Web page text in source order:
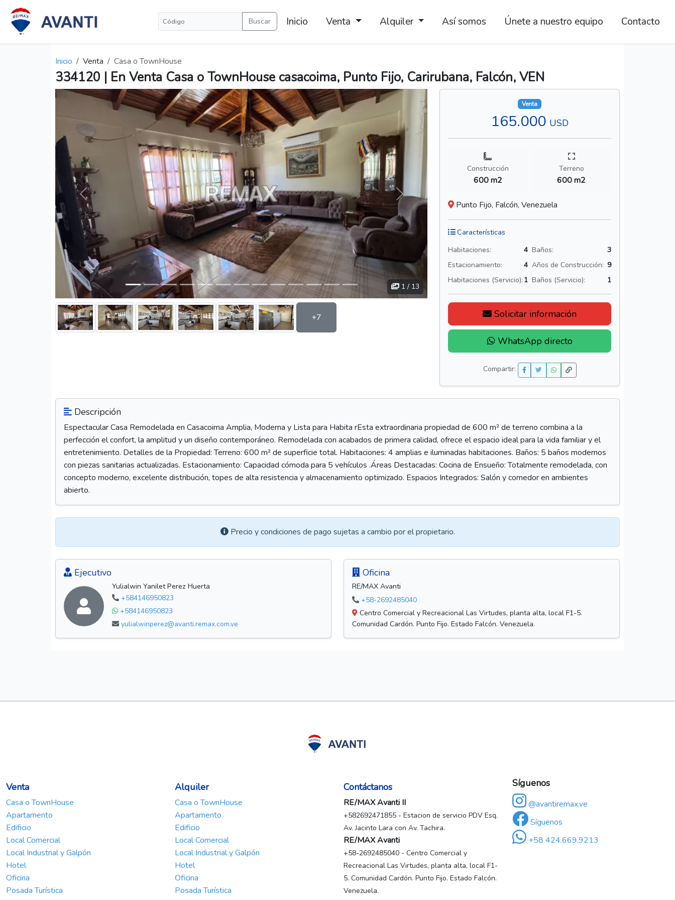
Buscar Inicio Venta Alquiler Así somos Únete a nuestro equipo Contacto
Inicio Venta Casa o TownHouse
334120 | En Venta Casa o TownHouse casacoima, Punto Fijo, Carirubana, Falcón, VEN
Anterior Siguiente
1 / 13
+7
Venta
165.000 USD
Construcción
600 m2
Terreno
600 m2
Punto Fijo, Falcón, Venezuela
Características
Habitaciones: 4 Baños:
3
Estacionamiento:
4 Años de Construcción: 9
Habitaciones (Servicio): 1 Baños (Servicio): 1
Solicitar información
WhatsApp directo
Compartir:
Descripción
Espectacular Casa Remodelada en Casacoima Amplia, Moderna y Lista para Habita rEsta extraordinaria propiedad de 600 m² de terreno combina a la
perfección el confort, la amplitud y un diseño contemporáneo. Remodelada con acabados de primera calidad, ofrece el espacio ideal para la vida familiar y el
entretenimiento. Detalles de la Propiedad: Terreno: 600 m² de superficie total. Habitaciones: 4 amplias e iluminadas habitaciones. Baños: 5 baños modernos
con piezas sanitarias actualizadas. Estacionamiento: Capacidad cómoda para 5 vehículos .Áreas Destacadas: Cocina de Ensueño: Totalmente remodelada, con
concepto moderno, excelente distribución, topes de alta resistencia y almacenamiento optimizado. Espacios Integrados: Salón y comedor en ambientes
abierto.
Precio y condiciones de pago sujetas a cambio por el propietario.
Ejecutivo
Yulialwin Yanilet Perez Huerta
+584146950823
+584146950823
yulialwinperez@avanti.remax.com.ve
Oficina
RE/MAX Avanti
+58-2692485040
Centro Comercial y Recreacional Las Virtudes, planta alta, local F1-5.
Comunidad Cardón. Punto Fijo. Estado Falcón. Venezuela.
Venta
Casa o TownHouse
Apartamento
Edificio
Local Comercial
Local Industrial y Galpón
Hotel
Oficina
Posada Turística
Alquiler
Casa o TownHouse
Apartamento
Edificio
Local Comercial
Local Industrial y Galpón
Hotel
Oficina
Posada Turística
Contáctanos
RE/MAX Avanti II
+582692471855 - Estacion de servicio PDV Esq.
Av. Jacinto Lara con Av. Tachira.
RE/MAX Avanti
+58-2692485040 - Centro Comercial y
Recreacional Las Virtudes, planta alta, local F1-
5. Comunidad Cardón. Punto Fijo. Estado Falcón.
Venezuela.
Síguenos
@avantiremax.ve
Síguenos
+58 424.669.9213